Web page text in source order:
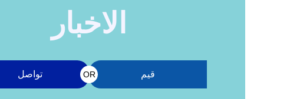
الاخبار
قيم OR تواصل